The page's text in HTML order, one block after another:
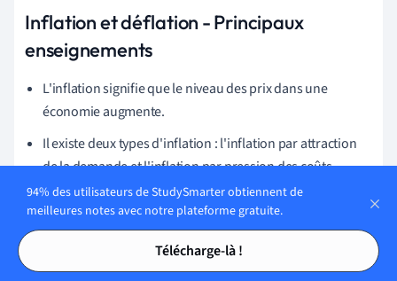
Tables des matières
Tables des matières
Inflation et déflation - Principaux
enseignements
L'inflation signifie que le niveau des prix dans une
économie augmente.
Il existe deux types d'inflation : l'inflation par attraction
de la demande et l'inflation par pression des coûts.
L'inflation tirée par la demande est causée par une
augmentation de la demande globale.
L'inflation par la pression des coûts est due à des
problèmes au niveau de l'offre de l'économie.
94% des utilisateurs de StudySmarter obtiennent de
meilleures notes avec notre plateforme gratuite.
Télécharge-là !